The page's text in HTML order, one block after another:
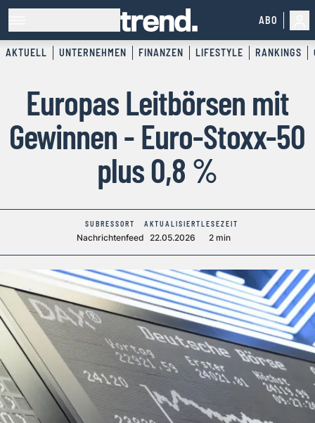
ABO
AKTUELL UNTERNEHMEN FINANZEN LIFESTYLE RANKINGS
Europas Leitbörsen mit
Gewinnen - Euro-Stoxx-50
plus 0,8 %
SUBRESSORT
Nachrichtenfeed
AKTUALISIERT
22.05.2026
LESEZEIT
2 min